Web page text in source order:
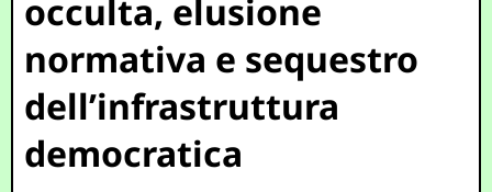
occulta, elusione
normativa e sequestro
dell’infrastruttura
democratica